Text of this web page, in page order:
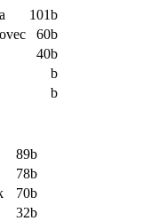
101b
60b
40b
b
b
89b
78b
70b
32b